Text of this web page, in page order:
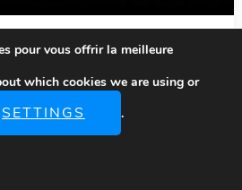
des
la mairie d’Ivry-sur-
pour vous offrir la meilleure
which cookies we are using or
SETTINGS .